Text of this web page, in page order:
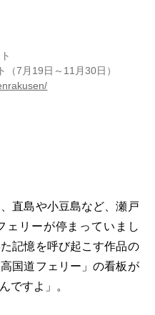
7月19日～11月30日）
直島や小豆島など、瀬戸
ェリーが停まっていまし
記憶を呼び起こす作品の
国道フェリー」の看板が
ですよ」。